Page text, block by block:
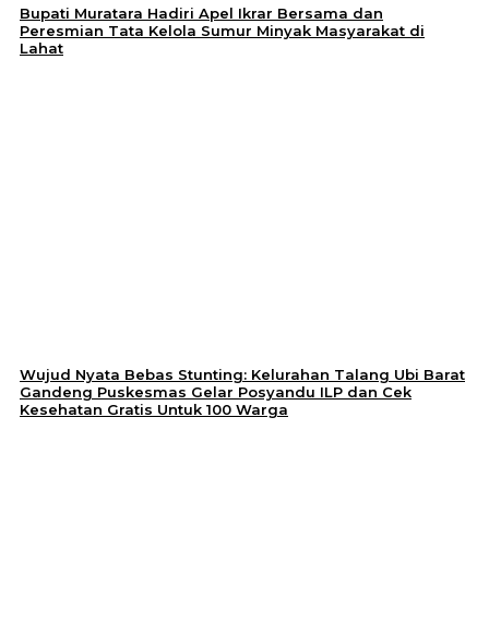
Bupati Muratara Hadiri Apel Ikrar Bersama dan
Peresmian Tata Kelola Sumur Minyak Masyarakat di
Lahat
Wujud Nyata Bebas Stunting: Kelurahan Talang Ubi Barat
Gandeng Puskesmas Gelar Posyandu ILP dan Cek
Kesehatan Gratis Untuk 100 Warga